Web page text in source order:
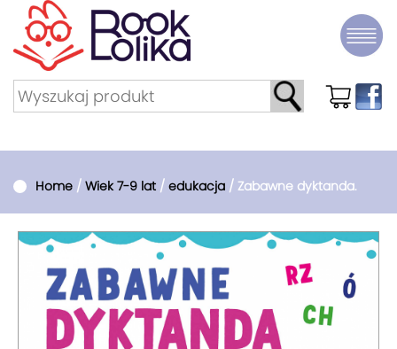
Home / Wiek 7-9 lat / edukacja / Zabawne dyktanda.